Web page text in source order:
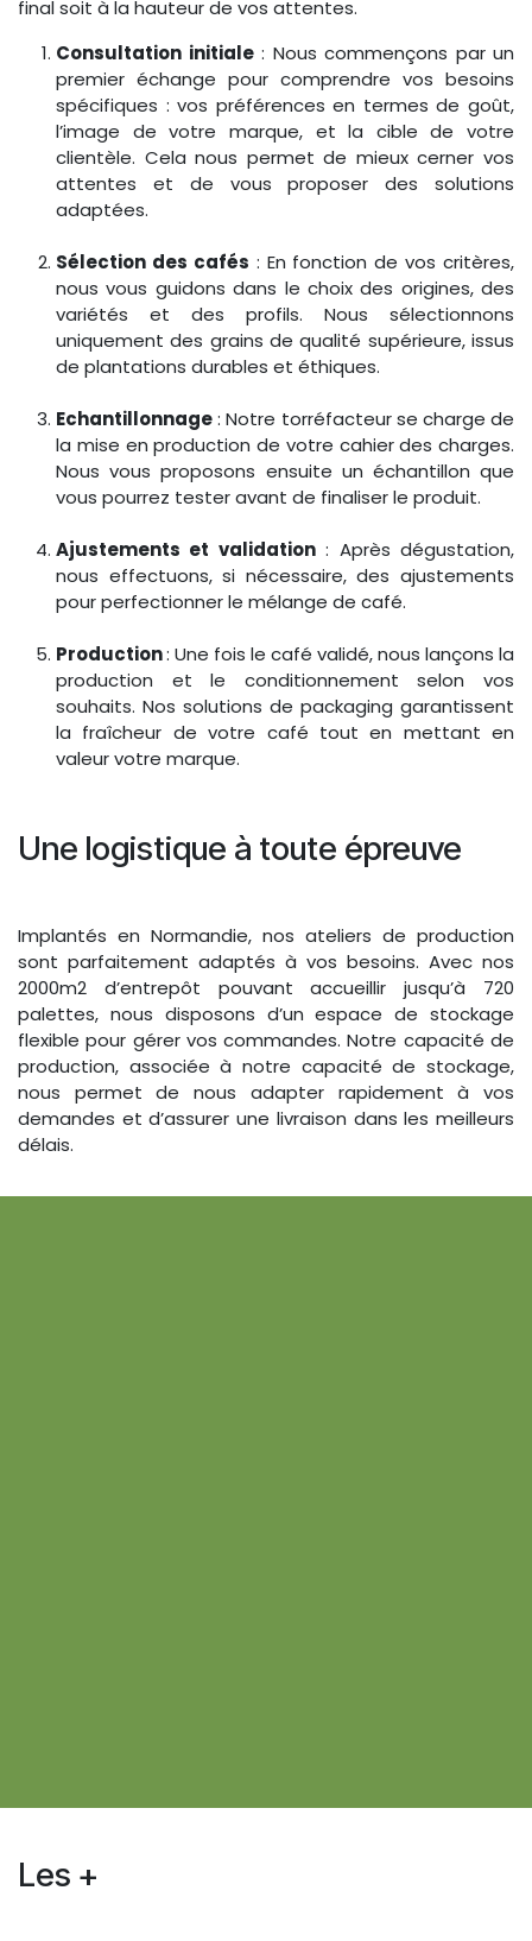
final soit à la hauteur de vos attentes.
Consultation initiale: Nous commençons par un
premier échange pour comprendre vos besoins
spécifiques : vos préférences en termes de goût,
l’image de votre marque, et la cible de votre
clientèle. Cela nous permet de mieux cerner vos
attentes et de vous proposer des solutions
adaptées.
Sélection des cafés : En fonction de vos critères,
nous vous guidons dans le choix des origines, des
variétés et des profils. Nous sélectionnons
uniquement des grains de qualité supérieure, issus
de plantations durables et éthiques.
Echantillonnage: Notre torréfacteur se charge de
la mise en production de votre cahier des charges.
Nous vous proposons ensuite un échantillon que
vous pourrez tester avant de finaliser le produit.
Ajustements et validation: Après dégustation,
nous effectuons, si nécessaire, des ajustements
pour perfectionner le mélange de café.
Production: Une fois le café validé, nous lançons la
production et le conditionnement selon vos
souhaits. Nos solutions de packaging garantissent
la fraîcheur de votre café tout en mettant en
valeur votre marque.
Une logistique à toute épreuve
Implantés en Normandie, nos ateliers de production
sont parfaitement adaptés à vos besoins. Avec nos
2000m2 d’entrepôt pouvant accueillir jusqu’à 720
palettes, nous disposons d’un espace de stockage
flexible pour gérer vos commandes. Notre capacité de
production, associée à notre capacité de stockage,
nous permet de nous adapter rapidement à vos
demandes et d’assurer une livraison dans les meilleurs
délais.
Les +